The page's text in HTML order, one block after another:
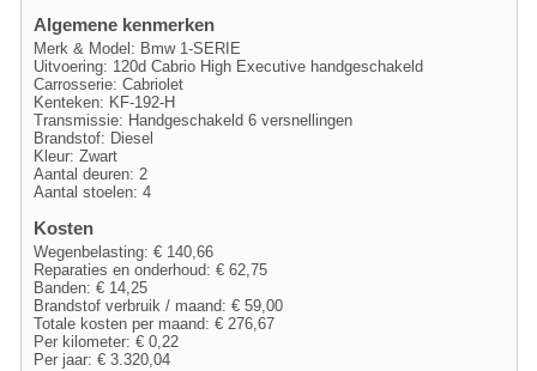
Algemene kenmerken
Merk & Model: Bmw 1-SERIE
Uitvoering: 120d Cabrio High Executive handgeschakeld
Carrosserie: Cabriolet
Kenteken: KF-192-H
Transmissie: Handgeschakeld 6 versnellingen
Brandstof: Diesel
Kleur: Zwart
Aantal deuren: 2
Aantal stoelen: 4
Kosten
Wegenbelasting: € 140,66
Reparaties en onderhoud: € 62,75
Banden: € 14,25
Brandstof verbruik / maand: € 59,00
Totale kosten per maand: € 276,67
Per kilometer: € 0,22
Per jaar: € 3.320,04